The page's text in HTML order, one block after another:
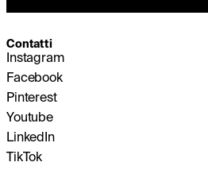
Contatti
Instagram
Facebook
Pinterest
Youtube
LinkedIn
TikTok